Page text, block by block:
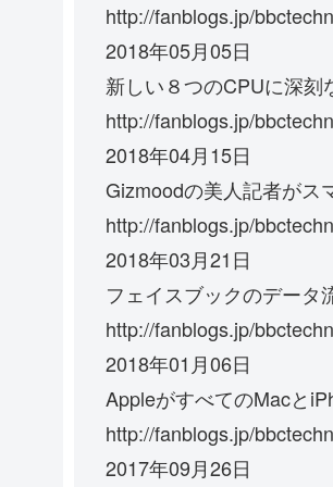
http://fanblogs.jp/
2018年05月05日
新しい８つのCPUに深刻
http://fanblogs.jp/
2018年04月15日
Gizmoodの美人記者がス
http://fanblogs.jp/
2018年03月21日
フェイスブックのデータ
http://fanblogs.jp/
2018年01月06日
AppleがすべてのMacと
http://fanblogs.jp/
2017年09月26日